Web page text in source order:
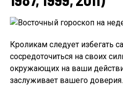
Кроликам следует избегать
сосредоточиться на своих
окружающих на ваши
заслуживает вашего